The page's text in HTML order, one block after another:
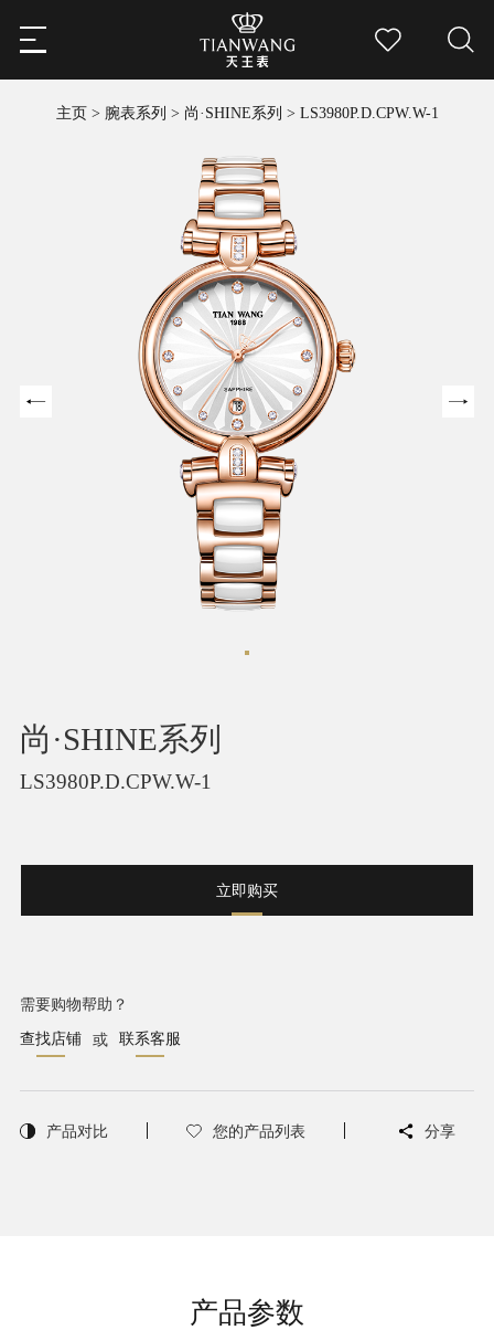
主页> 腕表系列 > 尚·SHINE系列 > LS3980P.D.CPW.W-1
尚·SHINE系列
LS3980P.D.CPW.W-1
立即购买
需要购物帮助？
查找店铺
或 联系客服
产品对比 您的产品列表 分享
产品参数